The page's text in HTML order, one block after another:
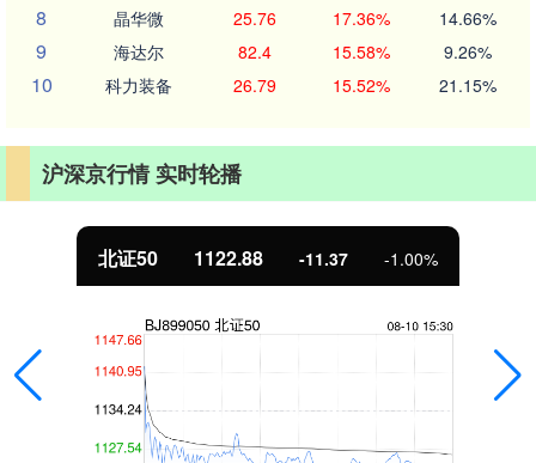
8 晶华微 25.76 17.36% 14.66%
9 海达尔 82.4 15.58% 9.26%
10 科力装备 26.79 15.52% 21.15%
沪深京行情 实时轮播
北证50 1122.88 -11.37 -1.00%